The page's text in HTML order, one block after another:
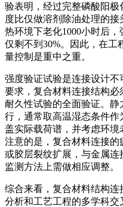
验表明，经过完整磷酸阳
度比仅做溶剂除油处理的
热环境下老化1000小时后
仅剩不到30%。因此，在工
量控制是重中之重。
强度验证试验是连接设计
要求，复合材料连接结构
耐久性试验的全面验证。
行，通常取高温湿态条件
盖实际载荷谱，并考虑环
注意的是，复合材料连接
或胶层裂纹扩展，与金属
监测方法上需做相应调整。
综合来看，复合材料结构
分析和工艺工程的多学科